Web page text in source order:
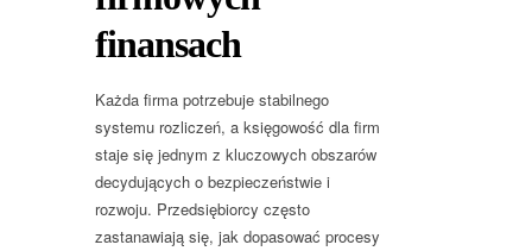
finansach
Każda firma potrzebuje stabilnego
systemu rozliczeń, a księgowość dla firm
staje się jednym z kluczowych obszarów
decydujących o bezpieczeństwie i
rozwoju. Przedsiębiorcy często
zastanawiają się, jak dopasować procesy